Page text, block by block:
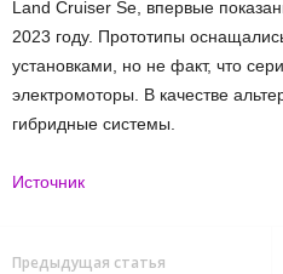
Land Cruiser Se, впервые
2023 году. Прототипы
установками, но не факт, что
электромоторы. В качестве
гибридные системы.
Источник
Предыдущая статья